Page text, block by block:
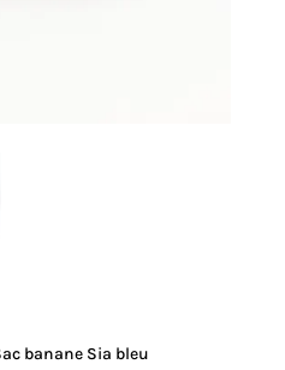
banane Sia bleu